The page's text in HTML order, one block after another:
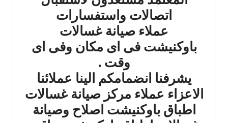
اتصالات واستفسارات
عملاء صيانة غسالات
باوكنيشت فى اى مكان وفى اى
وقت .
يشرفنا انضمامكم الينا عملائنا
الاعزاء عملاء مركز صيانة غسالات
اطباق باوكنيشت اصلاح وصيانة